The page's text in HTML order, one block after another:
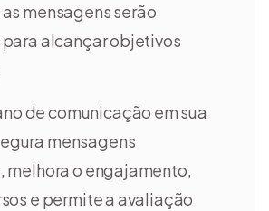
mensagens serão
alcançar objetivos
de comunicação em sua
mensagens
melhora o engajamento,
e permite a avaliação